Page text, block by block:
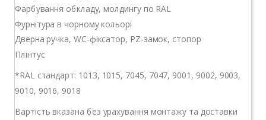
Фарбування обкладу, молдингу по RAL
Фурнітура в чорному кольорі
Дверна ручка, WC-фіксатор, РZ-замок, стопор
Плінтус
*RAL стандарт: 1013, 1015, 7045, 7047, 9001, 9002, 9003,
9010, 9016, 9018
Вартість вказана без урахування монтажу та доставки